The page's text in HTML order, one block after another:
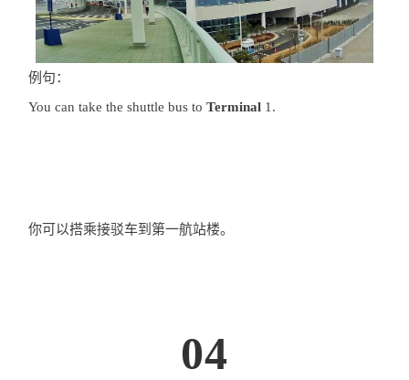
例句：
You can take the shuttle bus to Terminal 1.
你可以搭乘接驳车到第一航站楼。
04